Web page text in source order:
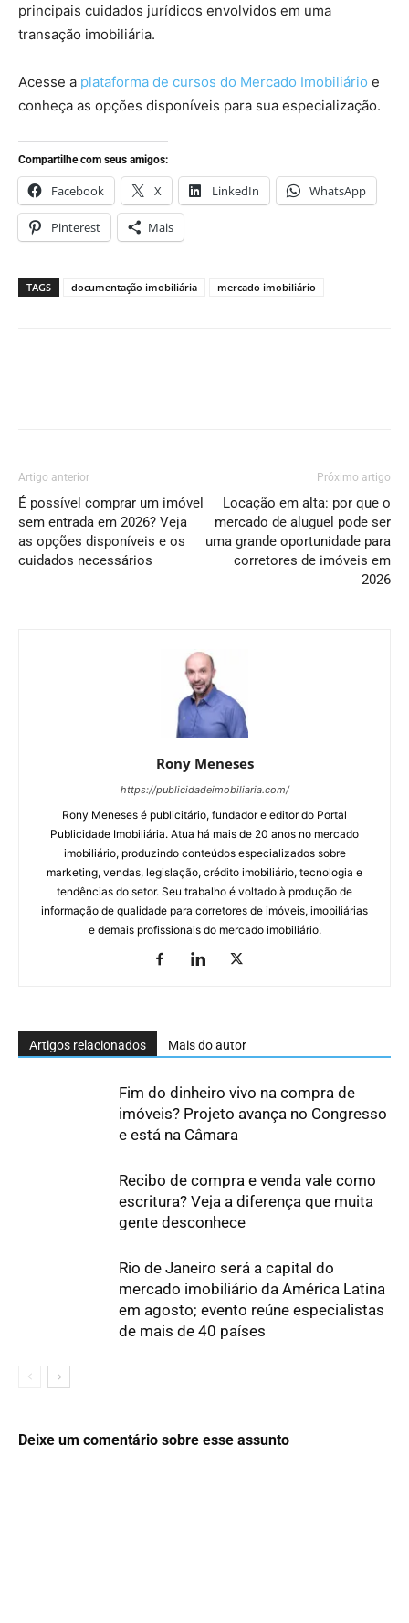
principais cuidados jurídicos envolvidos em uma
transação imobiliária.
Acesse a plataforma de cursos do Mercado Imobiliário e
conheça as opções disponíveis para sua especialização.
Compartilhe com seus amigos:
Facebook X LinkedIn WhatsApp
Pinterest Mais
TAGS documentação imobiliária mercado imobiliário
Artigo anterior
É possível comprar um imóvel
sem entrada em 2026? Veja
as opções disponíveis e os
cuidados necessários
Próximo artigo
Locação em alta: por que o
mercado de aluguel pode ser
uma grande oportunidade para
corretores de imóveis em
2026
Rony Meneses
https://publicidadeimobiliaria.com/
Rony Meneses é publicitário, fundador e editor do Portal
Publicidade Imobiliária. Atua há mais de 20 anos no mercado
imobiliário, produzindo conteúdos especializados sobre
marketing, vendas, legislação, crédito imobiliário, tecnologia e
tendências do setor. Seu trabalho é voltado à produção de
informação de qualidade para corretores de imóveis, imobiliárias
e demais profissionais do mercado imobiliário.
Artigos relacionados Mais do autor
Fim do dinheiro vivo na compra de
imóveis? Projeto avança no Congresso
e está na Câmara
Recibo de compra e venda vale como
escritura? Veja a diferença que muita
gente desconhece
Rio de Janeiro será a capital do
mercado imobiliário da América Latina
em agosto; evento reúne especialistas
de mais de 40 países
Deixe um comentário sobre esse assunto